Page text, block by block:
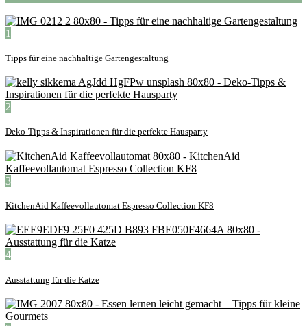
1
Tipps für eine nachhaltige Gartengestaltung
2
Deko-Tipps & Inspirationen für die perfekte Hausparty
3
KitchenAid Kaffeevollautomat Espresso Collection KF8
4
Ausstattung für die Katze